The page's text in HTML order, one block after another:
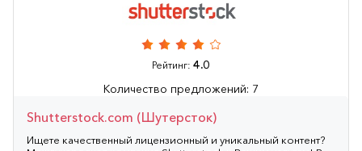
Рейтинг: 4.0
Количество предложений: 7
Shutterstock.com (Шутерсток)
Ищете качественный лицензионный и уникальный контент?